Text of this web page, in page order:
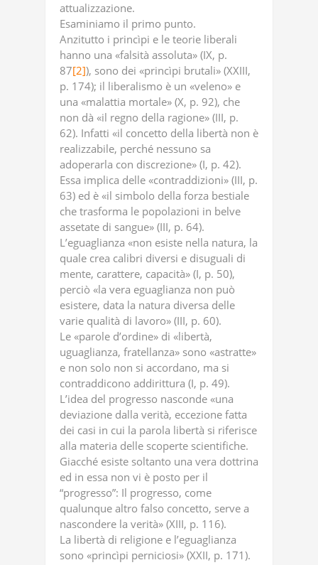
attualizzazione.
Esaminiamo il primo punto.
Anzitutto i princìpi e le teorie liberali
hanno una «falsità assoluta» (IX, p.
87[2]), sono dei «princìpi brutali» (XXIII,
p. 174); il liberalismo è un «veleno» e
una «malattia mortale» (X, p. 92), che
non dà «il regno della ragione» (III, p.
62). Infatti «il concetto della libertà non è
realizzabile, perché nessuno sa
adoperarla con discrezione» (I, p. 42).
Essa implica delle «contraddizioni» (III, p.
63) ed è «il simbolo della forza bestiale
che trasforma le popolazioni in belve
assetate di sangue» (III, p. 64).
L’eguaglianza «non esiste nella natura, la
quale crea calibri diversi e disuguali di
mente, carattere, capacità» (I, p. 50),
perciò «la vera eguaglianza non può
esistere, data la natura diversa delle
varie qualità di lavoro» (III, p. 60).
Le «parole d’ordine» di «libertà,
uguaglianza, fratellanza» sono «astratte»
e non solo non si accordano, ma si
contraddicono addirittura (I, p. 49).
L’idea del progresso nasconde «una
deviazione dalla verità, eccezione fatta
dei casi in cui la parola libertà si riferisce
alla materia delle scoperte scientifiche.
Giacché esiste soltanto una vera dottrina
ed in essa non vi è posto per il
“progresso”: Il progresso, come
qualunque altro falso concetto, serve a
nascondere la verità» (XIII, p. 116).
La libertà di religione e l’eguaglianza
sono «princìpi perniciosi» (XXII, p. 171).